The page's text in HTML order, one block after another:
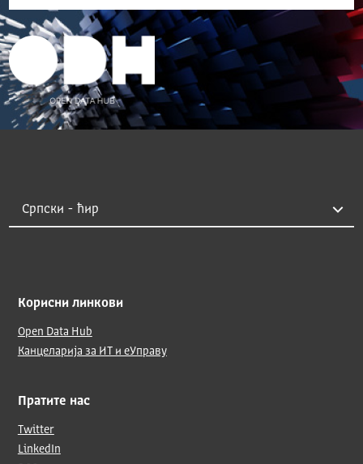
Корисни линкови
Open Data Hub
Канцеларија за ИТ и еУправу
Пратите нас
Twitter
LinkedIn